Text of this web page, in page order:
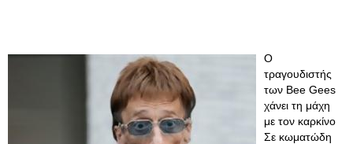
Ο
τραγουδιστής
των Bee Gees
χάνει τη μάχη
με τον καρκίνο
Σε κωματώδη